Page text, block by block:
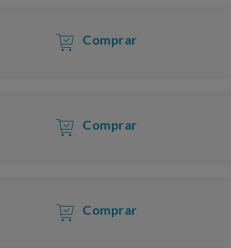
Comprar
Comprar
Comprar